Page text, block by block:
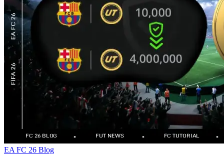
EA FC 26 Blog